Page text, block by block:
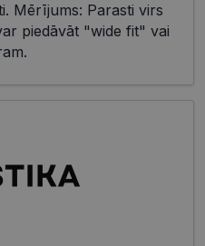
Mērījums: Parasti virs
piedāvāt "wide fit" vai